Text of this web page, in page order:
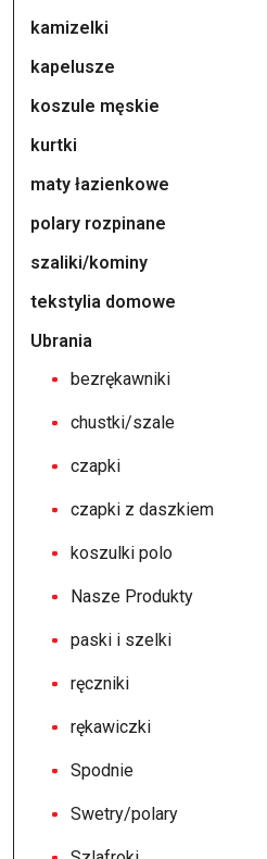
kamizelki
kapelusze
koszule męskie
kurtki
maty łazienkowe
polary rozpinane
szaliki/kominy
tekstylia domowe
Ubrania
bezrękawniki
chustki/szale
czapki
czapki z daszkiem
koszulki polo
Nasze Produkty
paski i szelki
ręczniki
rękawiczki
Spodnie
Swetry/polary